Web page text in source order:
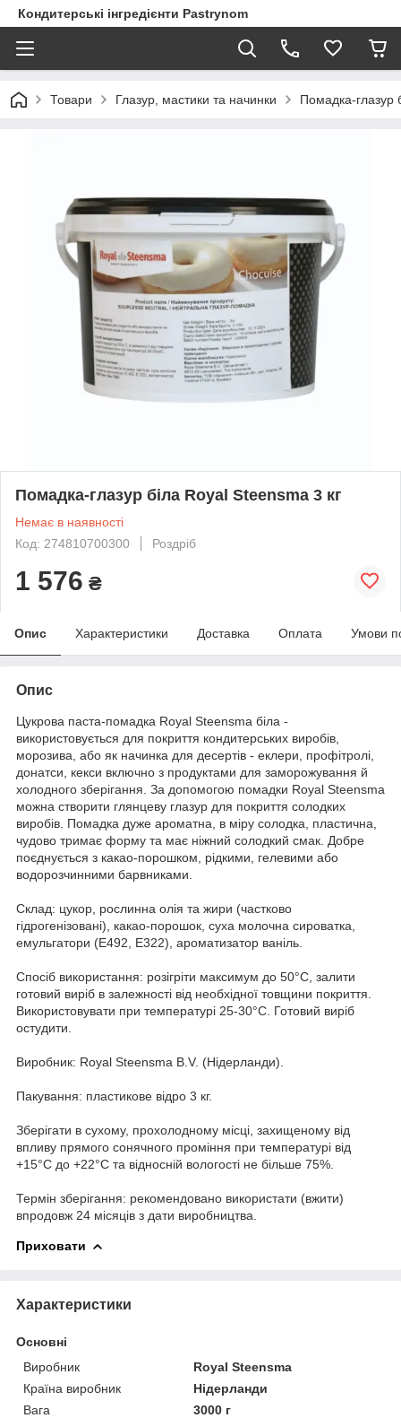
Кондитерські інгредієнти Pastrynom
Товари Глазур, мастики та начинки Помадка-глазур
Помадка-глазур біла Royal Steensma 3 кг
Немає в наявності
Код: 274810700300
Роздріб
1 576 ₴
Опис Характеристики Доставка Оплата Умови
Опис
Цукрова паста-помадка Royal Steensma біла -
використовується для покриття кондитерських виробів,
морозива, або як начинка для десертів - еклери, профітролі,
донатси, кекси включно з продуктами для заморожування й
холодного зберігання. За допомогою помадки Royal Steensma
можна створити глянцеву глазур для покриття солодких
виробів. Помадка дуже ароматна, в міру солодка, пластична,
чудово тримає форму та має ніжний солодкий смак. Добре
поєднується з какао-порошком, рідкими, гелевими або
водорозчинними барвниками.
Склад: цукор, рослинна олія та жири (частково
гідрогенізовані), какао-порошок, суха молочна сироватка,
емульгатори (E492, E322), ароматизатор ваніль.
Спосіб використання: розігріти максимум до 50°С, залити
готовий виріб в залежності від необхідної товщини покриття.
Використовувати при температурі 25-30°С. Готовий виріб
остудити.
Виробник: Royal Steensma B.V. (Нідерланди).
Пакування: пластикове відро 3 кг.
Зберігати в сухому, прохолодному місці, захищеному від
впливу прямого сонячного проміння при температурі від
+15°С до +22°С та відносній вологості не більше 75%.
Термін зберігання: рекомендовано використати (вжити)
впродовж 24 місяців з дати виробництва.
Приховати
Характеристики
Основні
Виробник
Royal Steensma
Країна виробник
Нідерланди
Вага
3000 г